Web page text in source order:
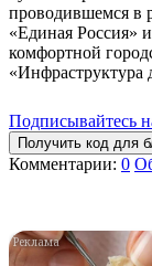
проводившемся в
«Единая Россия»
комфортной
«Инфраструктура
Подписывайтесь
Получить код для
Комментарии: 0